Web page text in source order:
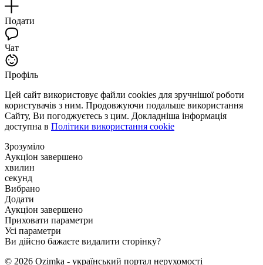
Подати
Чат
Профіль
Цей сайт використовує файли cookies для зручнішої роботи
користувачів з ним. Продовжуючи подальше використання
Сайту, Ви погоджуєтесь з цим. Докладніша інформація
доступна в Політики використання cookie
Зрозуміло
Аукціон завершено
хвилин
секунд
Вибрано
Додати
Аукціон завершено
Приховати параметри
Усі параметри
Ви дійсно бажаєте видалити сторінку?
© 2026 Ozimka - український портал нерухомості